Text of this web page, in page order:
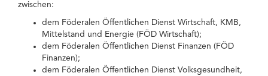
zwischen:
dem Föderalen Öffentlichen Dienst Wirtschaft, KMB,
Mittelstand und Energie (FÖD Wirtschaft);
dem Föderalen Öffentlichen Dienst Finanzen (FÖD
Finanzen);
dem Föderalen Öffentlichen Dienst Volksgesundheit,